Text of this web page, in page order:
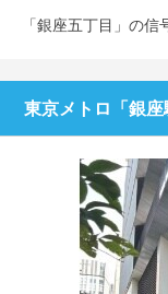
「銀座五丁目」の信
東京メトロ「銀座